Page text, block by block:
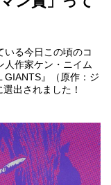
いる今日この頃のコ
人作家ケン・ニイム
GIANTS』（原作：ジ
選出されました！